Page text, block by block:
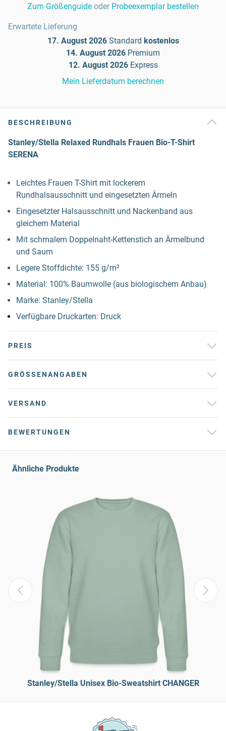
Zum Größenguide oder Probeexemplar bestellen
Erwartete Lieferung
17. August 2026 Standard kostenlos
14. August 2026 Premium
12. August 2026 Express
Mein Lieferdatum berechnen
BESCHREIBUNG
Stanley/Stella Relaxed Rundhals Frauen Bio-T-Shirt
SERENA
Leichtes Frauen T-Shirt mit lockerem
Rundhalsausschnitt und eingesetzten Ärmeln
Eingesetzter Halsausschnitt und Nackenband aus
gleichem Material
Mit schmalem Doppelnaht-Kettenstich an Ärmelbund
und Saum
Legere Stoffdichte: 155 g/m²
Material: 100% Baumwolle (aus biologischem Anbau)
Marke: Stanley/Stella
Verfügbare Druckarten: Druck
PREIS
GRÖSSENANGABEN
VERSAND
BEWERTUNGEN
Ähnliche Produkte
Stanley/Stella Unisex Bio-Sweatshirt CHANGER